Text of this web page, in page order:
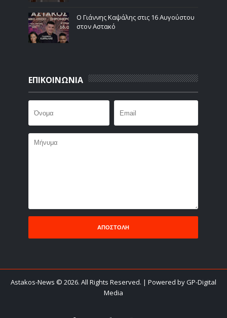
Ο Γιάννης Καψάλης στις 16 Αυγούστου
στον Αστακό
ΕΠΙΚΟΙΝΩΝΙΑ
Astakos-News © 2026. All Rights Reserved. | Powered by GP-Digital
Media